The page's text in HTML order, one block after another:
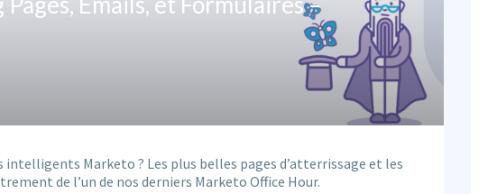
Marketo ? Les plus belles pages d’atterrissage et les
de l’un de nos derniers Marketo Office Hour.